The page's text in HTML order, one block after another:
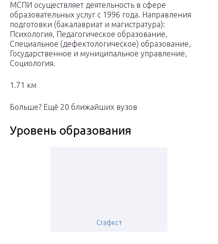
МСПИ осуществляет деятельность в сфере
образовательных услуг с 1996 года. Направления
подготовки (бакалавриат и магистратура):
Психология, Педагогическое образование,
Специальное (дефектологическое) образование,
Государственное и муниципальное управление,
Социология.
1.71 км
Больше? Ещё 20 ближайших вузов
Уровень образования
Сгафкст